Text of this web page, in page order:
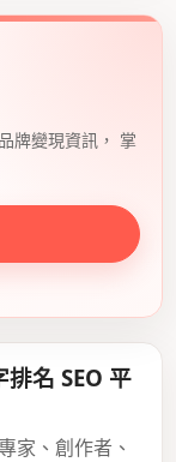
牌變現資訊， 掌
名 SEO 平
家、創作者、